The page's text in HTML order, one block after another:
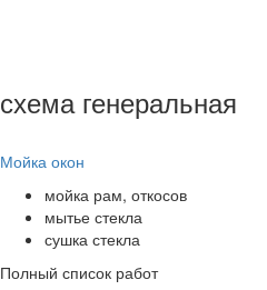
схема генеральная
Мойка окон
мойка рам, откосов
мытье стекла
сушка стекла
Полный список работ